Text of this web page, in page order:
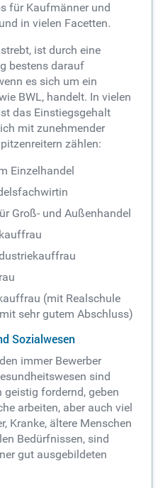
für Kaufmänner und
in vielen Facetten.
ist durch eine
bestens darauf
es sich um ein
BWL, handelt. In vielen
das Einstiegsgehalt
mit zunehmender
zählen:
Einzelhandel
Groß- und Außenhandel
(mit Realschule
sehr gutem Abschluss)
Sozialwesen
immer Bewerber
sind
fordernd, geben
arbeiten, aber auch viel
Kranke, ältere Menschen
Bedürfnissen, sind
gut ausgebildeten